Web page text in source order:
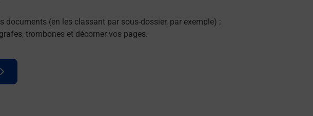
documents (en les classant par sous-dossier, par exemple) ;
trombones et décorner vos pages.
un nouvel onglet